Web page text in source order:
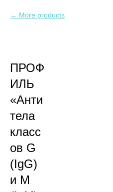
More products
ПРОФ
ИЛЬ
«Анти
тела
класс
ов G
(IgG)
и M